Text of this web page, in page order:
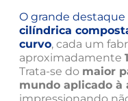
O grande
cilíndrica
curvo, cada um
aproximadamente
Trata-se do maior
mundo aplicado